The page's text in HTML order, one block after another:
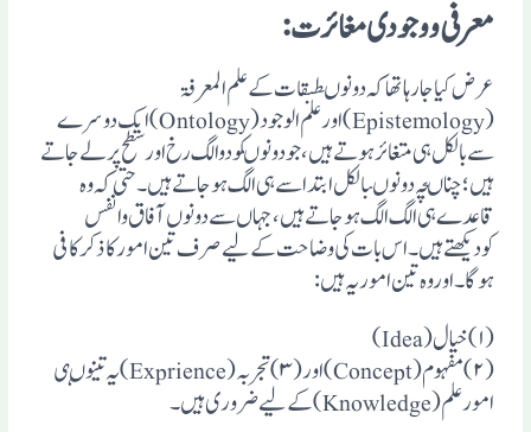
معرفی ووجودی مغائرت:
عرض کیاجارہاتھاکہ دونوںطبقات کے علم المعرفۃ
(Epistemology)اورعلم الوجود (Ontology)ایک دوسرے
سے بالکل ہی متغائر ہوتے ہیں،جودونوںکودوالگ رخ اورسطح پرلے جاتے
ہیں؛چناںچہ دونوںبالکل ابتداسے ہی الگ ہوجاتے ہیں۔حتی کہ وہ
قاعدے ہی الگ الگ ہوجاتے ہیں،جہاں سے دونوں آفاق وانفس
کودیکھتے ہیں۔اس بات کی وضاحت کے لیے صرف تین امورکاذکرکافی
ہوگا۔اوروہ تین امور یہ ہیں:
(۱)خیال(Idea)
(۲)مفہوم(Concept)اور(۳)تجربہ(Exprience)یہ تینوںہی
امورعلم (Knowledge)کے لیے ضروری ہیں۔